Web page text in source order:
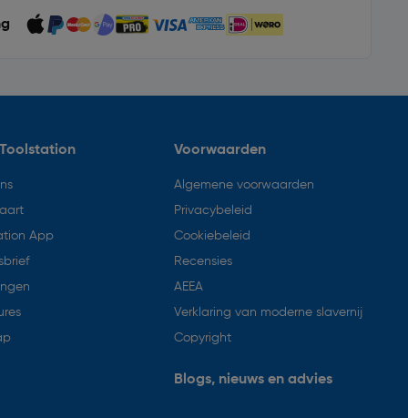
App
Voorwaarden
Algemene voorwaarden
Privacybeleid
Cookiebeleid
Recensies
AEEA
Verklaring van moderne slavernij
Copyright
Blogs, nieuws en advies